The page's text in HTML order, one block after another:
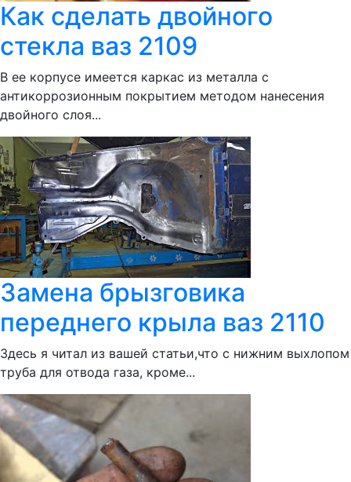
Как сделать двойного
стекла ваз 2109
В ее корпусе имеется каркас из металла с
антикоррозионным покрытием методом нанесения
двойного слоя...
Замена брызговика
переднего крыла ваз 2110
Здесь я читал из вашей статьи,что с нижним выхлопом
труба для отвода газа, кроме...